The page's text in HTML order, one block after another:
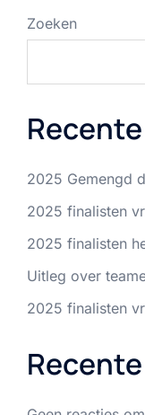
Zoeken
2025 Gemengd
2025 finalisten
2025 finalisten
Uitleg over
2025 finalisten